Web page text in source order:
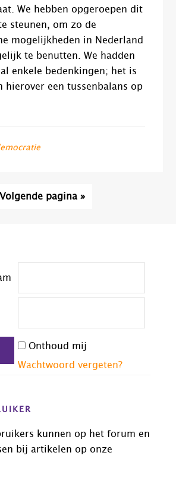
We hebben opgeroepen dit
steunen, om zo de
mogelijkheden in Nederland
te benutten. We hadden
enkele bedenkingen; het is
hierover een tussenbalans op
Ga
Volgende pagina »
Onthoud mij
Wachtwoord vergeten?
kunnen op het forum en
bij artikelen op onze